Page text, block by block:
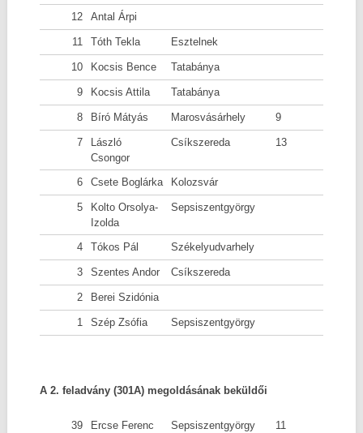
12 Antal Árpi
11 Tóth Tekla Esztelnek
10 Kocsis Bence Tatabánya
9 Kocsis Attila Tatabánya
8 Bíró Mátyás Marosvásárhely 9
7
László
Csongor
Csíkszereda 13
6 Csete Boglárka Kolozsvár
5
Kolto Orsolya-
Izolda
Sepsiszentgyörgy
4 Tókos Pál Székelyudvarhely
3 Szentes Andor Csíkszereda
2 Berei Szidónia
1 Szép Zsófia Sepsiszentgyörgy
A 2. feladvány (301A) megoldásának beküldői
39 Ercse Ferenc Sepsiszentgyörgy 11